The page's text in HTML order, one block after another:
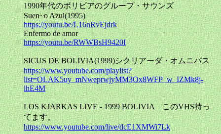
1990年代のボリビアのグループ・サウンズ
Suen~o Azul(1995)
https://youtu.be/L16nRvEjdrk
Enfermo de amor
https://youtu.be/RWWBsH9420I
SICUS DE BOLIVIA(1999)シクリアーダ・オムニバス
https://www.youtube.com/playlist?
list=OLAK5uy_mNweprwjyMM3Ox8WFP_w_IZMk8j-
lhE4M
LOS KJARKAS LIVE - 1999 BOLIVIA このVHS持っ
てます。
https://www.youtube.com/live/dcE1XMWi7Lk